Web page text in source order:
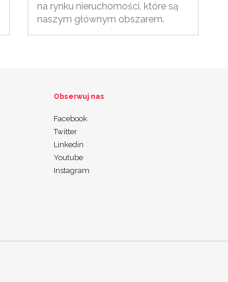
na rynku nieruchomości, które są
naszym głównym obszarem.
Obserwuj nas
Facebook
Twitter
Linkedin
Youtube
Instagram